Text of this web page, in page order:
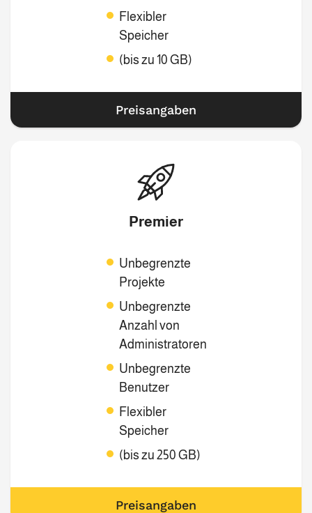
Flexibler
Speicher
(bis zu 10 GB)
Preisangaben
Premier
Unbegrenzte
Projekte
Unbegrenzte
Anzahl von
Administratoren
Unbegrenzte
Benutzer
Flexibler
Speicher
(bis zu 250 GB)
Preisangaben